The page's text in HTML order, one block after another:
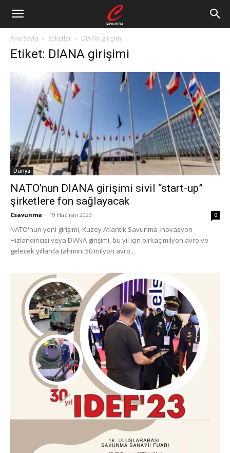
Ana Sayfa Etiketler DIANA girişimi
Etiket: DIANA girişimi
Dünya
NATO’nun DIANA girişimi sivil “start-up”
şirketlere fon sağlayacak
Csavunma - 19 Haziran 2023 0
NATO'nun yeni girişimi, Kuzey Atlantik Savunma İnovasyon
Hızlandırıcısı veya DIANA girişimi, bu yıl için birkaç milyon avro ve
gelecek yıllarda tahmini 50 milyon avro...